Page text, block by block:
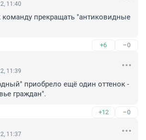
11:40
прекращать "антиковидные
+6 –0
11:39
приобрело ещё один оттенок -
граждан".
+12 –0
11:37